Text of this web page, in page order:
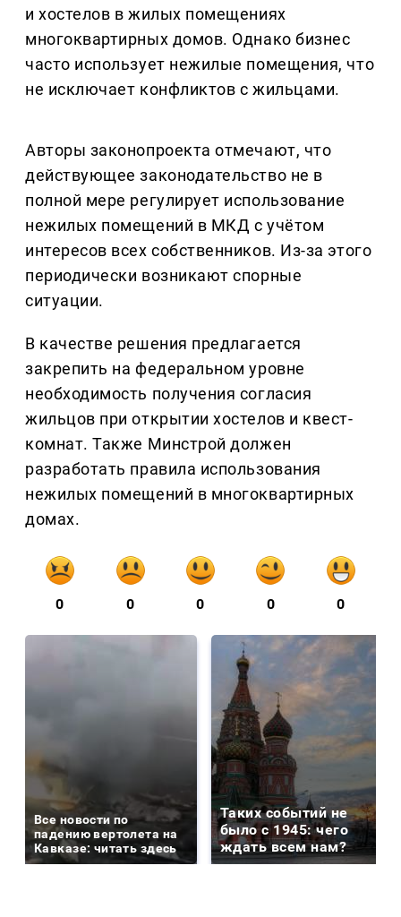
и хостелов в жилых помещениях
многоквартирных домов. Однако бизнес
часто использует нежилые помещения, что
не исключает конфликтов с жильцами.
Авторы законопроекта отмечают, что
действующее законодательство не в
полной мере регулирует использование
нежилых помещений в МКД с учётом
интересов всех собственников. Из-за этого
периодически возникают спорные
ситуации.
В качестве решения предлагается
закрепить на федеральном уровне
необходимость получения согласия
жильцов при открытии хостелов и квест-
комнат. Также Минстрой должен
разработать правила использования
нежилых помещений в многоквартирных
домах.
0 0 0 0 0
Все новости по
падению вертолета на
Кавказе: читать здесь
Таких событий не
было с 1945: чего
ждать всем нам?